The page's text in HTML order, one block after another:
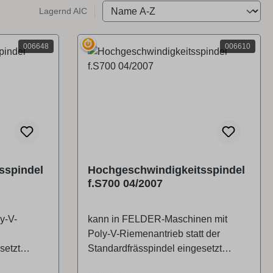
Lagernd AIC
006648
V-
006610
⏱
Hochgeschwindigkeitsspindel
f.S700 04/2007
kann in FELDER-Maschinen mit
Poly-V-Riemenantrieb statt der
Standardfrässpindel eingesetzt